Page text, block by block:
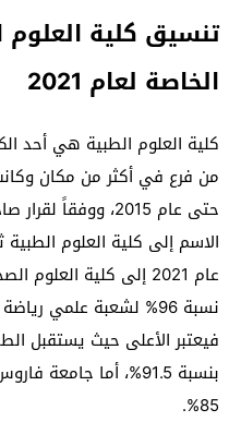
تنسيق كلية العلوم
الخاصة لعام 2021
كلية العلوم الطبية هي أحد
من فرع في أكثر من مكان
حتى عام 2015،
الاسم إلى كلية العلوم
عام 2021 إلى كلية
نسبة 96% لشعبة علمي
فيعتبر الأعلى حيث يستقبل
بنسبة 91.5%، أما
85%.